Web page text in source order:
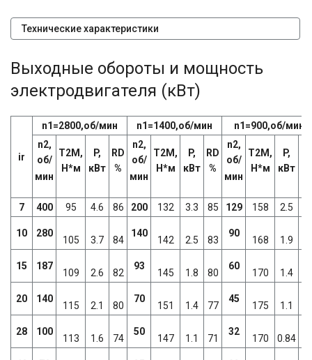
63
80
81,64
83,15
90,7
167,4
189
189,3
500
Технические характеристики
Выходные обороты и мощность
электродвигателя (кВт)
ir
n1=2800,об/мин n1=1400,об/мин
n1=900,об/мин
n2,
об/
мин
T2M,
Н*м
P,
кВт
RD
%
n2,
об/
мин
T2M,
Н*м
P,
кВт
RD
%
n2,
об/
мин
T2M,
Н*м
P,
кВт
7 400 95 4.6 86 200 132 3.3 85 129 158 2.5
10 280
105 3.7 84
140
142 2.5 83
90
168 1.9
15 187
109 2.6 82
93
145 1.8 80
60
170 1.4
20 140
115 2.1 80
70
151 1.4 77
45
175 1.1
28 100
113 1.6 74
50
147 1.1 71
32
170 0.84